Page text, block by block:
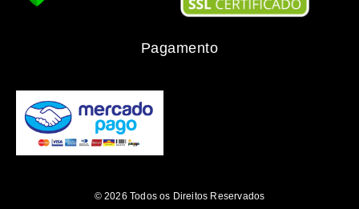
Pagamento
© 2026 Todos os Direitos Reservados